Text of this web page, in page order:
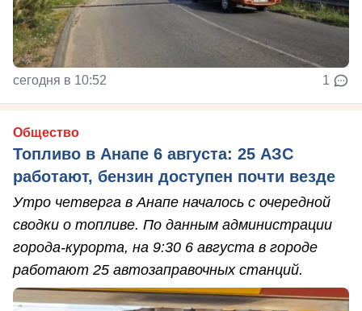
сегодня в 10:52 1
Общество
Топливо в Анапе 6 августа: 25 АЗС
работают, бензин доступен почти везде
Утро четверга в Анапе началось с очередной
сводки о топливе. По данным администрации
города-курорта, на 9:30 6 августа в городе
работают 25 автозаправочных станций.